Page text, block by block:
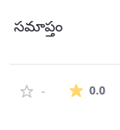
సమాప్తం
- 0.0